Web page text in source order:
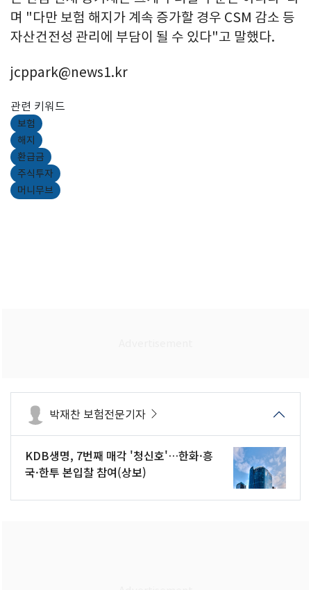
며 "다만 보험 해지가 계속 증가할 경우 CSM 감소 등
자산건전성 관리에 부담이 될 수 있다"고 말했다.
jcppark@news1.kr
관련 키워드
보험
해지
환급금
주식투자
머니무브
박재찬 보험전문기자
KDB생명, 7번째 매각 '청신호'…한화·흥
국·한투 본입찰 참여(상보)